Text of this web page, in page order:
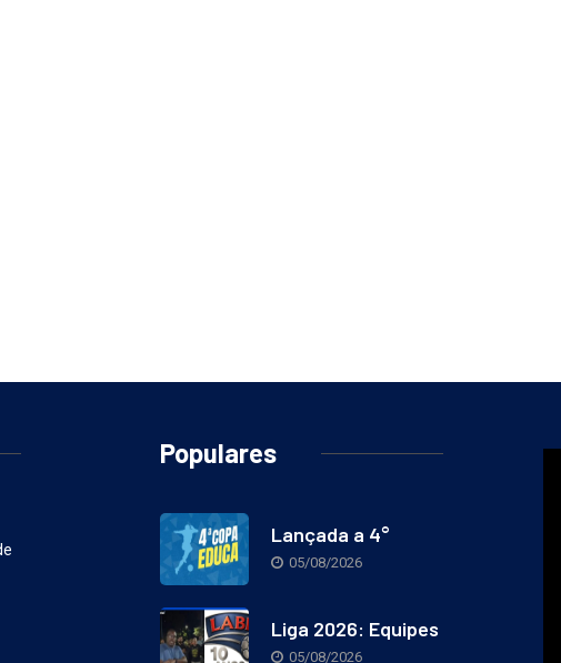
Populares
Lançada a 4°
05/08/2026
Liga 2026: Equipes
05/08/2026